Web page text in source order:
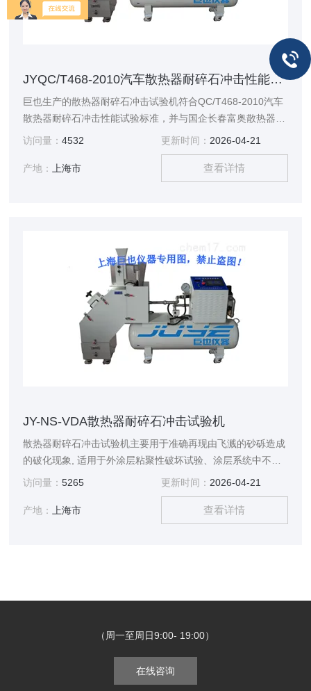
JYQC/T468-2010汽车散热器耐碎石冲击性能试验机
巨也生产的散热器耐碎石冲击试验机符合QC/T468-2010汽车
散热器耐碎石冲击性能试验标准，并与国企长春富奥散热器建
立了长期合作关系。
访问量：4532 更新时间： 2026-04-21
产地： 上海市 查看详情
JY-NS-VDA散热器耐碎石冲击试验机
散热器耐碎石冲击试验机主要用于准确再现由飞溅的砂砾造成
的破化现象, 适用于外涂层粘聚性破坏试验、涂层系统中不同
层间粘合性破坏试验、硬质玻璃材料的脆性厚度、抗剥落的*
试验。 满足客户标准：QC/T 468-2010 汽车散热器 5.12 耐碎
访问量：5265 更新时间： 2026-04-21
产地： 上海市 查看详情
（周一至周日9:00- 19:00）
在线咨询